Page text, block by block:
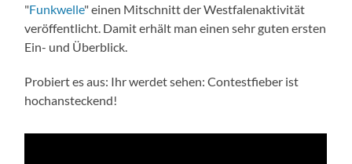
"Funkwelle" einen Mitschnitt der Westfalenaktivität
veröffentlicht. Damit erhält man einen sehr guten ersten
Ein- und Überblick.
Probiert es aus: Ihr werdet sehen: Contestfieber ist
hochansteckend!